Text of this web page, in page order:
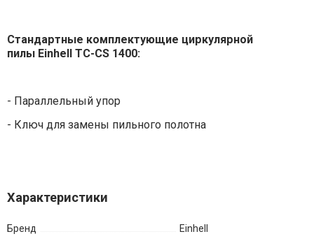
Стандартные комплектующие циркулярной
пилы Einhell TC-CS 1400:
- Параллельный упор
- Ключ для замены пильного полотна
Характеристики
Бренд
Einhell